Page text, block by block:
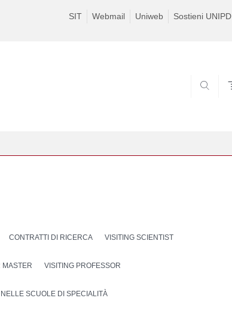
SIT Webmail Uniweb Sostieni UNIPD
CONTRATTI DI RICERCA VISITING SCIENTIST
MASTER VISITING PROFESSOR
SCUOLE DI SPECIALITÀ